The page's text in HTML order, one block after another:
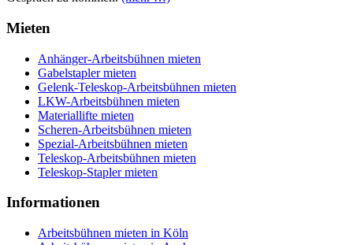
Mieten
Anhänger-Arbeitsbühnen mieten
Gabelstapler mieten
Gelenk-Teleskop-Arbeitsbühnen mieten
LKW-Arbeitsbühnen mieten
Materiallifte mieten
Scheren-Arbeitsbühnen mieten
Spezial-Arbeitsbühnen mieten
Teleskop-Arbeitsbühnen mieten
Teleskop-Stapler mieten
Informationen
Arbeitsbühnen mieten in Köln